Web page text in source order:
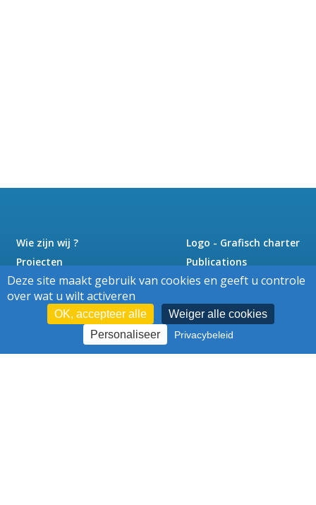
Wie zijn wij ?
Projecten
Nieuws
Jobs
Logo - Grafisch charter
Publications
Pers
Deze site maakt gebruik van cookies en geeft u controle
over wat u wilt activeren
OK, accepteer alle
Weiger alle cookies
Personaliseer
Privacybeleid